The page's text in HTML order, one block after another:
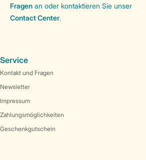
Fragen an oder kontaktieren Sie unser
Contact Center.
Service
Kontakt und Fragen
Newsletter
Impressum
Zahlungsmöglichkeiten
Geschenkgutschein